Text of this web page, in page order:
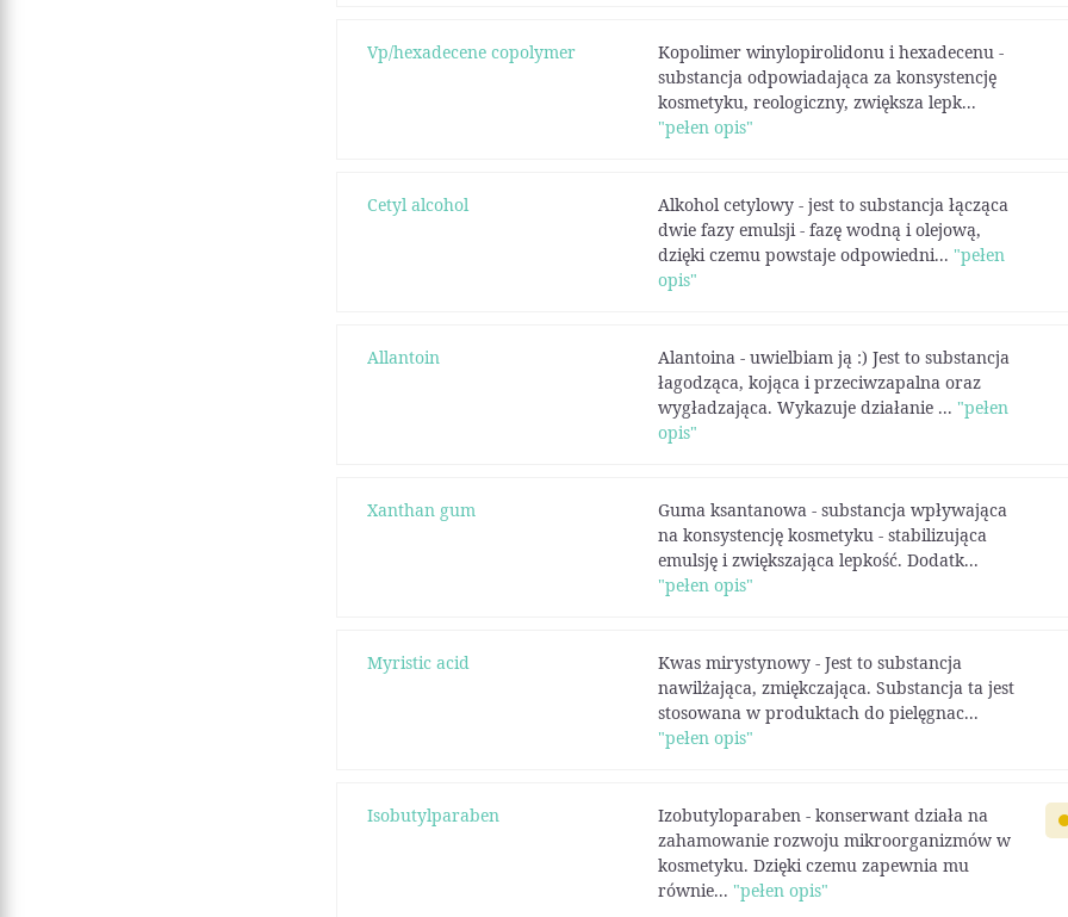
Vp/hexadecene copolymer
Kopolimer winylopirolidonu i hexadecenu -
substancja odpowiadająca za konsystencję
kosmetyku, reologiczny, zwiększa lepk...
"pełen opis"
Cetyl alcohol
Alkohol cetylowy - jest to substancja łącząca
dwie fazy emulsji - fazę wodną i olejową,
dzięki czemu powstaje odpowiedni... "pełen
opis"
Allantoin
Alantoina - uwielbiam ją :) Jest to substancja
łagodząca, kojąca i przeciwzapalna oraz
wygładzająca. Wykazuje działanie ... "pełen
opis"
Xanthan gum
Guma ksantanowa - substancja wpływająca
na konsystencję kosmetyku - stabilizująca
emulsję i zwiększająca lepkość. Dodatk...
"pełen opis"
Myristic acid
Kwas mirystynowy - Jest to substancja
nawilżająca, zmiękczająca. Substancja ta jest
stosowana w pro­duktach do pielęgnac...
"pełen opis"
Isobutylparaben
Izobutyloparaben - konserwant działa na
zahamowanie rozwoju mikroorganizmów w
kosmetyku. Dzięki czemu zapewnia mu
równie... "pełen opis"